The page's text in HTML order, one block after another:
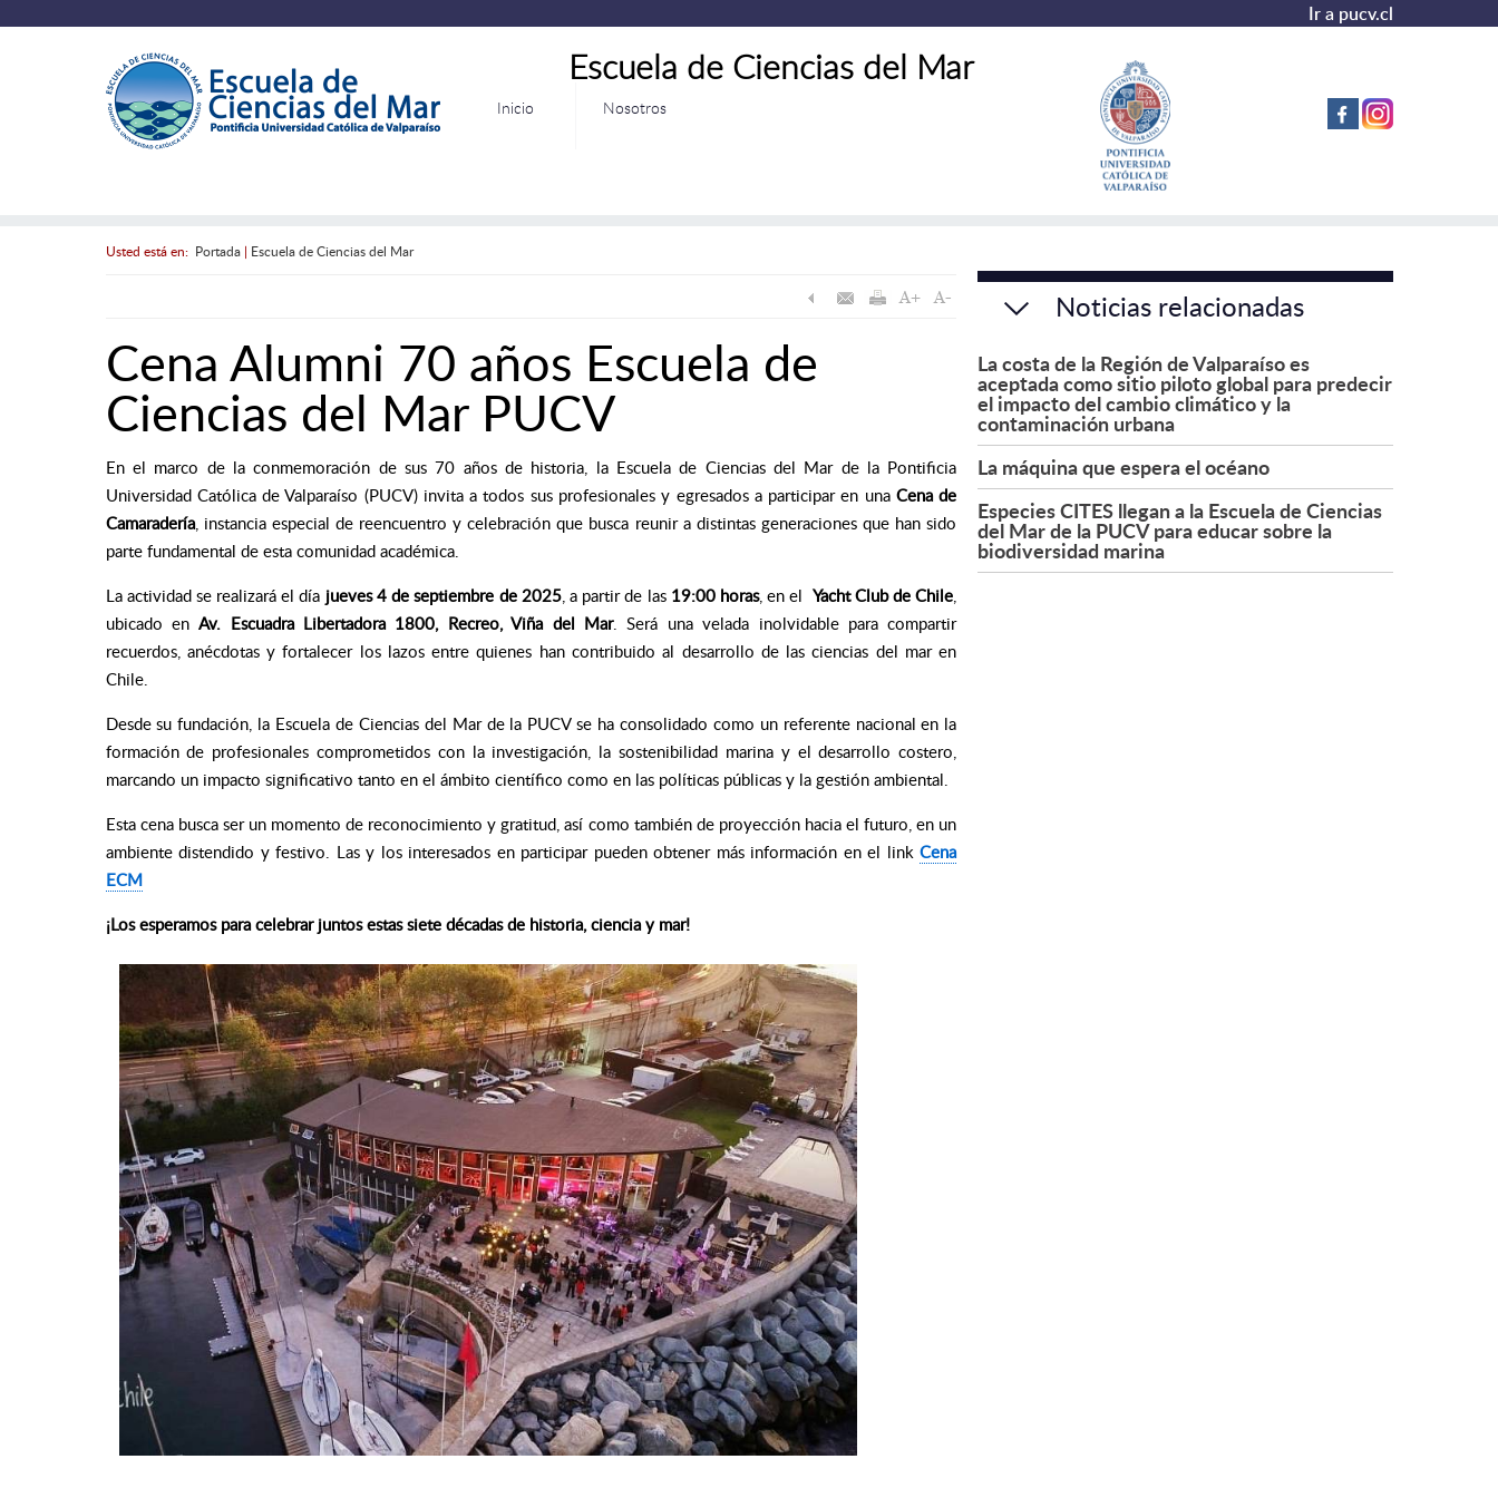
Ir a pucv.cl
Escuela de Ciencias del Mar
Inicio Nosotros
Usted está en: Portada| Escuela de Ciencias del Mar
Cena Alumni 70 años Escuela de
Ciencias del Mar PUCV
En el marco de la conmemoración de sus 70 años de historia, la Escuela de Ciencias del Mar de la Pontificia
Universidad Católica de Valparaíso (PUCV) invita a todos sus profesionales y egresados a participar en unaCena de
Camaradería, instancia especial de reencuentro y celebración que busca reunir a distintas generaciones que han sido
parte fundamental de esta comunidad académica.
La actividad se realizará el día jueves 4 de septiembre de 2025, a partir de las 19:00 horas, en el Yacht Club de Chile,
ubicado enAv. Escuadra Libertadora 1800, Recreo, Viña del Mar. Será una velada inolvidable para compartir
recuerdos, anécdotas y fortalecer los lazos entre quienes han contribuido al desarrollo de las ciencias del mar en
Chile.
Desde su fundación, la Escuela de Ciencias del Mar de la PUCV se ha consolidado como un referente nacional en la
formación de profesionales comprometidos con la investigación, la sostenibilidad marina y el desarrollo costero,
marcando un impacto significativo tanto en el ámbito científico como en las políticas públicas y la gestión ambiental.
Esta cena busca ser un momento de reconocimiento y gratitud, así como también de proyección hacia el futuro, en un
ambiente distendido y festivo. Las y los interesados en participar pueden obtener más información en el linkCena
ECM
¡Los esperamos para celebrar juntos estas siete décadas de historia, ciencia y mar!
Noticias relacionadas
La costa de la Región de Valparaíso es
aceptada como sitio piloto global para predecir
el impacto del cambio climático y la
contaminación urbana
La máquina que espera el océano
Especies CITES llegan a la Escuela de Ciencias
del Mar de la PUCV para educar sobre la
biodiversidad marina